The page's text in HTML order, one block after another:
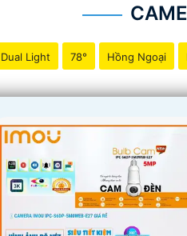
Dual Light 78° Hồng Ngoại